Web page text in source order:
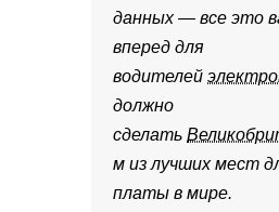
данных — все это
вперед для
водителей
должно
сделать
м из лучших мест
платы в мире.